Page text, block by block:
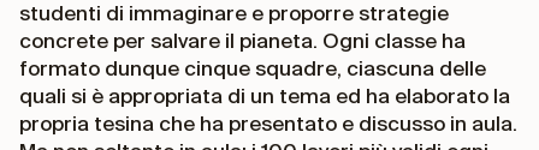
studenti di immaginare e proporre strategie
concrete per salvare il pianeta. Ogni classe ha
formato dunque cinque squadre, ciascuna delle
quali si è appropriata di un tema ed ha elaborato la
propria tesina che ha presentato e discusso in aula.